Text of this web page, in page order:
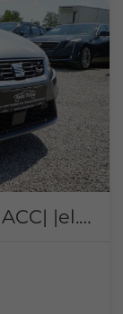
Seat Ibiza 1.0 TSI FR |LED| |ACC| |el.GSD| |beats|